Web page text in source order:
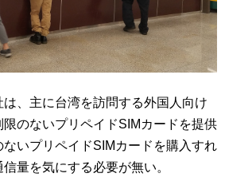
、主に台湾を訪問する外国人向け
のないプリペイドSIMカードを提供
ないプリペイドSIMカードを購入すれ
量を気にする必要が無い。